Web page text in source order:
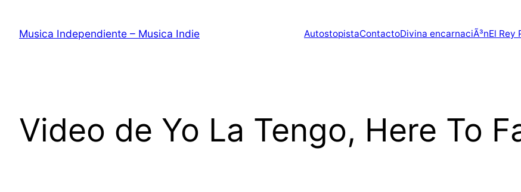
contenido
Musica Independiente – Musica Indie AutostopistaContactoDivina encarnaciÃ³nEl Rey
Video de Yo La Tengo, Here To